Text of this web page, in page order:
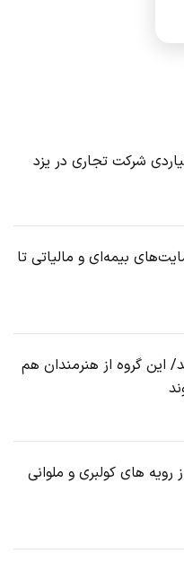
شرکت تجاری در یزد
بیمه‌ای و مالیاتی تا
این گروه از هنرمندان هم
های کولبری و ملوانی